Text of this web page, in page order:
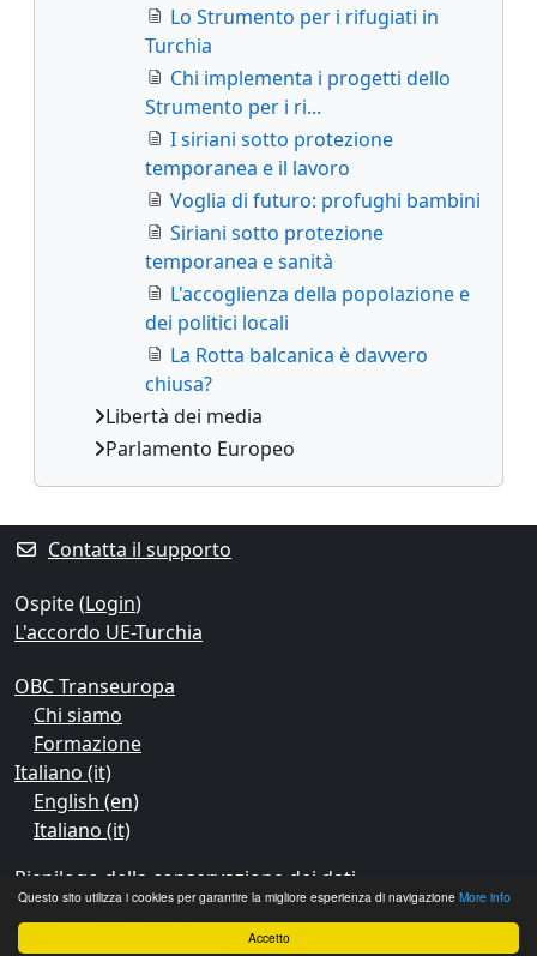
Accetto
Questo sito utilizza i cookies per garantire la migliore esperienza di navigazione More info
Lo Strumento per i rifugiati in
Turchia
Chi implementa i progetti dello
Strumento per i ri...
I siriani sotto protezione
temporanea e il lavoro
Voglia di futuro: profughi bambini
Siriani sotto protezione
temporanea e sanità
L'accoglienza della popolazione e
dei politici locali
La Rotta balcanica è davvero
chiusa?
Libertà dei media
Parlamento Europeo
Contatta il supporto
Ospite (Login)
L'accordo UE-Turchia
OBC Transeuropa
Chi siamo
Formazione
Italiano ‎(it)‎
English ‎(en)‎
Italiano ‎(it)‎
Riepilogo della conservazione dei dati
Ottieni l'app mobile